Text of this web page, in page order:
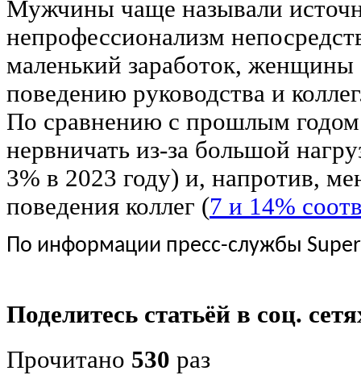
Мужчины чаще называли
непрофессионализм
маленький заработок, женщины
поведению руководства и
По сравнению с прошлым годом
нервничать из-за большой
3% в 2023 году) и, напротив,
поведения коллег (7 и 14%
По информации пресс-службы
Поделитесь статьёй в соц.
Прочитано 530 раз